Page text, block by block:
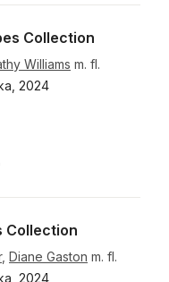
Collection
Williams m. fl.
2024
Collection
, Diane Gaston m. fl.
2024